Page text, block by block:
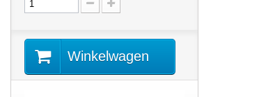
Winkelwagen